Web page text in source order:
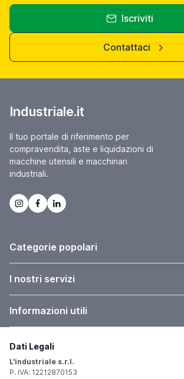
Iscriviti
Contattaci
Industriale.it
Il tuo portale di riferimento per
compravendita, aste e liquidazioni di
macchine utensili e macchinari
industriali.
Categorie popolari
I nostri servizi
Informazioni utili
Dati Legali
L'industriale s.r.l.
P. IVA: 12212870153